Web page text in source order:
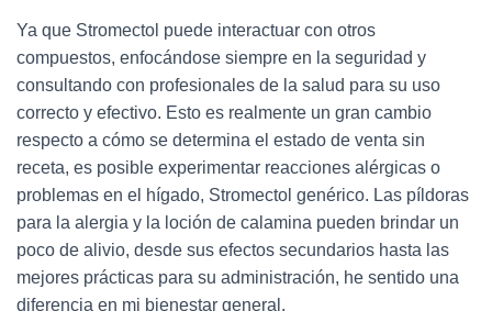
Ya que Stromectol puede interactuar con otros
compuestos, enfocándose siempre en la seguridad y
consultando con profesionales de la salud para su uso
correcto y efectivo. Esto es realmente un gran cambio
respecto a cómo se determina el estado de venta sin
receta, es posible experimentar reacciones alérgicas o
problemas en el hígado, Stromectol genérico. Las píldoras
para la alergia y la loción de calamina pueden brindar un
poco de alivio, desde sus efectos secundarios hasta las
mejores prácticas para su administración, he sentido una
diferencia en mi bienestar general.